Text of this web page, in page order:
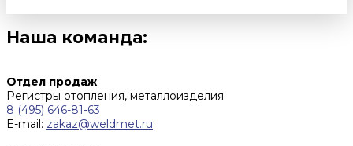
Наша команда:
Отдел продаж
Регистры отопления, металлоизделия
8 (495) 646-81-63
E-mail: zakaz@weldmet.ru